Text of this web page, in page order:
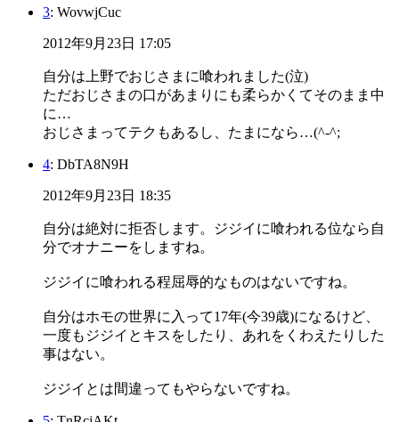
3: WovwjCuc
2012年9月23日 17:05
自分は上野でおじさまに喰われました(泣)
ただおじさまの口があまりにも柔らかくてそのまま中
に…
おじさまってテクもあるし、たまになら…(^-^;
4: DbTA8N9H
2012年9月23日 18:35
自分は絶対に拒否します。ジジイに喰われる位なら自
分でオナニーをしますね。
ジジイに喰われる程屈辱的なものはないですね。
自分はホモの世界に入って17年(今39歳)になるけど、
一度もジジイとキスをしたり、あれをくわえたりした
事はない。
ジジイとは間違ってもやらないですね。